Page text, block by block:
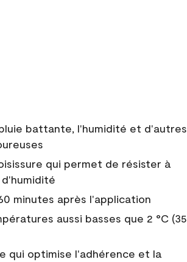
battante, l'humidité et d'autres
qui permet de résister à
minutes après l'application
aussi basses que 2 °C (35
qui optimise l'adhérence et la